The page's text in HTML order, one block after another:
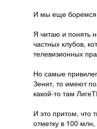
И мы еще боремся
Я читаю и понять
частных клубов,
телевизионных
Но самые
Зенит, то имеют
какой-то там
И это притом, что
отметку в 100